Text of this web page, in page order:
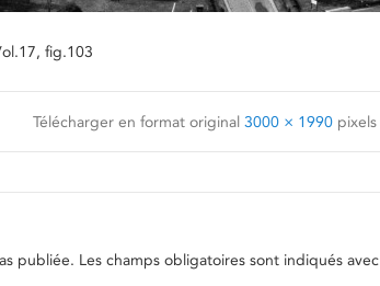
fig.103
Télécharger en format original 3000 × 1990pixels
publiée. Les champs obligatoires sont indiqués avec